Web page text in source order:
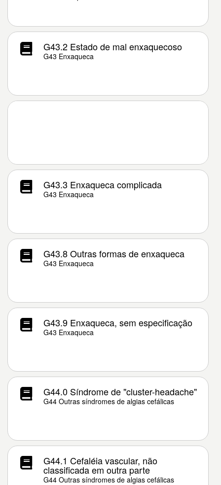
G43.2 Estado de mal enxaquecoso
G43 Enxaqueca
G43.3 Enxaqueca complicada
G43 Enxaqueca
G43.8 Outras formas de enxaqueca
G43 Enxaqueca
G43.9 Enxaqueca, sem especificação
G43 Enxaqueca
G44.0 Síndrome de "cluster-headache"
G44 Outras síndromes de algias cefálicas
G44.1 Cefaléia vascular, não
classificada em outra parte
G44 Outras síndromes de algias cefálicas